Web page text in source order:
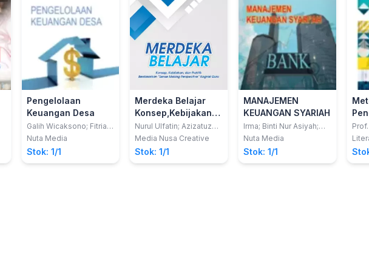
Pengelolaan
Keuangan Desa
Galih Wicaksono; Fitria
Husnatarina; Wa Ariadi;
Nuta Media
Stok: 1/1
Merdeka Belajar
Konsep,Kebijakan
dan Praktik
Berdasarkan "
Sense Making
Perspective "
Nurul Ulfatin; Azizatuz
Zahro’
Media Nusa Creative
Stok: 1/1
MANAJEMEN
KEUANGAN SYARIAH
Irma; Binti Nur Asiyah;
Arie Haura; dkk
Nuta Media
Stok: 1/1